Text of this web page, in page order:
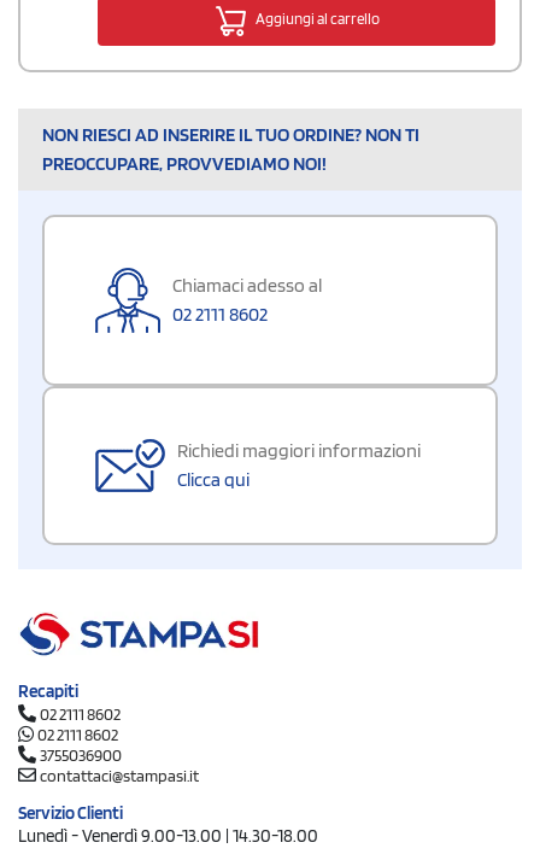
Aggiungi al carrello
NON RIESCI AD INSERIRE IL TUO ORDINE? NON TI
PREOCCUPARE, PROVVEDIAMO NOI!
Chiamaci adesso al
02 2111 8602
Richiedi maggiori informazioni
Clicca qui
Recapiti
02 2111 8602
02 2111 8602
3755036900
contattaci@stampasi.it
Servizio Clienti
Lunedì - Venerdì 9.00-13.00 | 14.30-18.00